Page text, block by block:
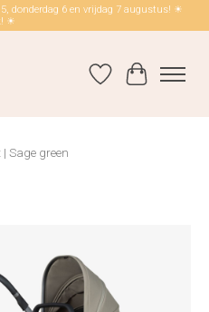
donderdag 6 en vrijdag 7 augustus! ☀
☀
Verlanglijst
Sage green